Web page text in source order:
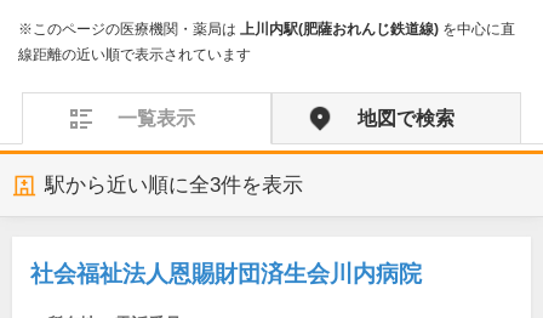
※このページの医療機関・薬局は 上川内駅(肥薩おれんじ鉄道線) を中心に直
線距離の近い順で表示されています
一覧表示 地図で検索
駅から近い順に全3件を表示
社会福祉法人恩賜財団済生会川内病院